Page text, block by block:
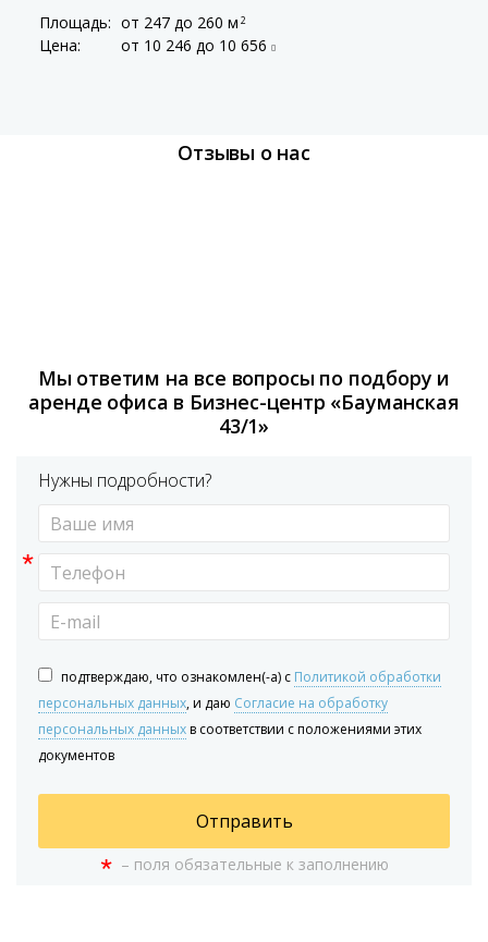
Площадь: от 247 до 260 м 2
Цена: от 10 246 до 10 656
Отзывы о нас
Мы ответим на все вопросы по подбору и
аренде офиса в Бизнес-центр «Бауманская
43/1»
Нужны подробности?
*
подтверждаю, что ознакомлен(-а) с Политикой обработки
персональных данных, и даю Согласие на обработку
персональных данныхв соответствии с положениями этих
документов
Отправить
* – поля обязательные к заполнению